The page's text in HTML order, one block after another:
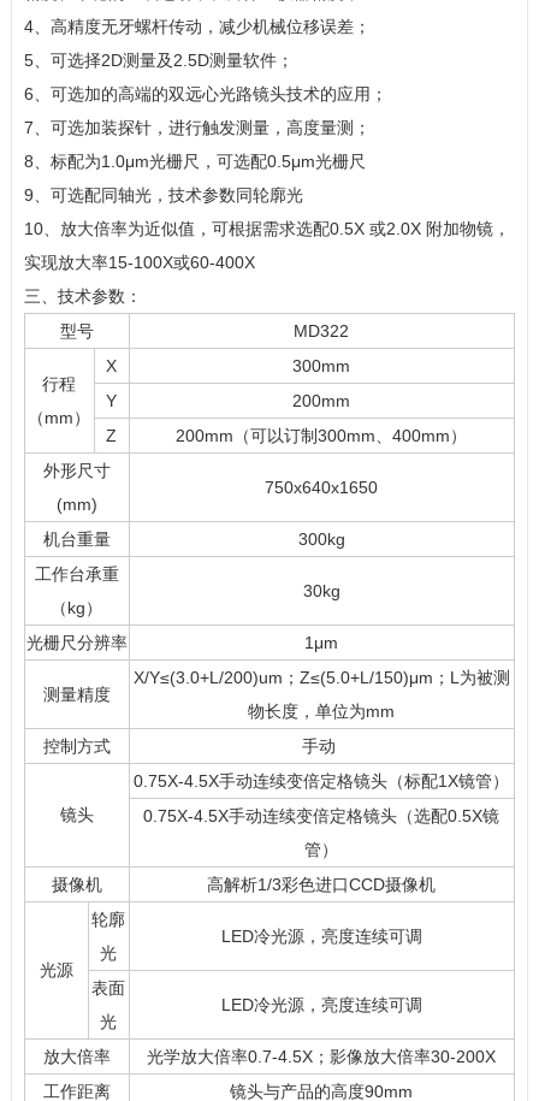
4、高精度无牙螺杆传动，减少机械位移误差；
5、可选择2D测量及2.5D测量软件；
6、可选加的高端的双远心光路镜头技术的应用；
7、可选加装探针，进行触发测量，高度量测；
8、标配为1.0μm光栅尺，可选配0.5μm光栅尺
9、可选配同轴光，技术参数同轮廓光
10、放大倍率为近似值，可根据需求选配0.5X 或2.0X 附加物镜，
实现放大率15-100X或60-400X
三、技术参数：
型号
MD322
行程
（mm）
X
300mm
Y
200mm
Z
200mm（可以订制300mm、400mm）
外形尺寸
(mm)
750x640x1650
机台重量
300kg
工作台承重
（kg）
30kg
光栅尺分辨率 1μm
测量精度
X/Y≤(3.0+L/200)um；Z≤(5.0+L/150)μm；L为被测
物长度，单位为mm
控制方式
手动
镜头
0.75X-4.5X手动连续变倍定格镜头（标配1X镜管）
0.75X-4.5X手动连续变倍定格镜头（选配0.5X镜
管）
摄像机
高解析1/3彩色进口CCD摄像机
光源
轮廓
光
LED冷光源，亮度连续可调
表面
光
LED冷光源，亮度连续可调
放大倍率
光学放大倍率0.7-4.5X；影像放大倍率30-200X
工作距离
镜头与产品的高度90mm